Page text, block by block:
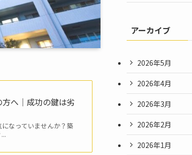
へ｜成功の鍵は劣
なっていませんか？築
アーカイブ
2026年5月
2026年4月
2026年3月
2026年2月
2026年1月